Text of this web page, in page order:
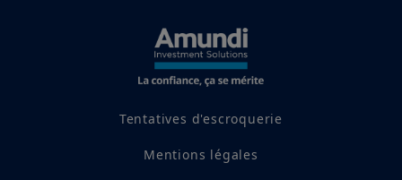
Tentatives d'escroquerie
Mentions légales